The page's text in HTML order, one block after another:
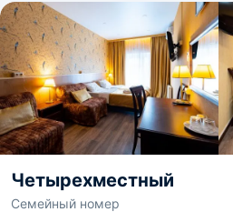
Четырехместный
Семейный номер